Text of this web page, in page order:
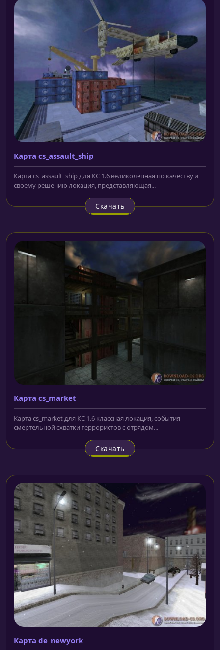
Карта cs_assault_ship
Карта cs_assault_ship для КС 1.6 великолепная по качеству и
своему решению локация, представляющая...
Скачать
Карта cs_market
Карта cs_market для КС 1.6 классная локация, события
смертельной схватки террористов с отрядом...
Скачать
Карта de_newyork